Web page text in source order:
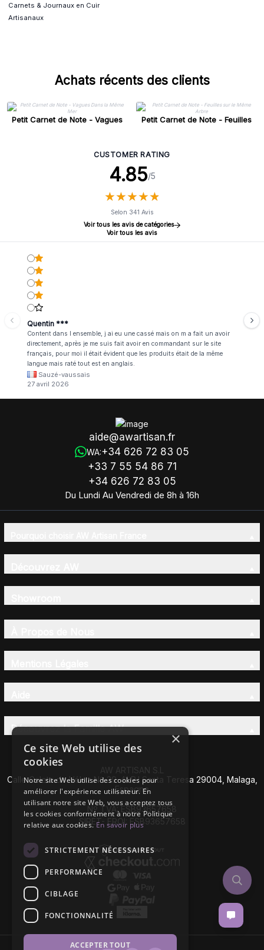
Carnets & Journaux en Cuir
Artisanaux
Achats récents des clients
Petit Carnet de Note - Vagues
Petit Carnet de Note - Feuilles
CUSTOMER RATING
4.85/5
★★★★★
★★★★★
Selon 341 Avis
Voir tous les avis de catégories
Voir tous les avis
Quentin ***
Content dans l ensemble, j ai eu une cassé mais on m a fait un avoir
directement, après je me suis fait avoir en commandant sur le site
français, pour moi il était évident que les produits était de la même
langue mais raté tout est en anglais.
Sauzé-vaussais
27 avril 2026
aide@awartisan.fr
WA:+34 626 72 83 05
+33 7 55 54 86 71
+34 626 72 83 05
Du Lundi Au Vendredi de 8h à 16h
Découvrez la Famille AW
AW ARTISAN S.L
Calle Caleta de Vélez Nº 39-41 P.I Santa Teresa 29004, Malaga,
Espagne
Nº TVA: ESB93657658
SIRET- EROI: ESB93657658
×
Ce site Web utilise des
cookies
Notre site Web utilise des cookies pour
améliorer l'expérience utilisateur. En
utilisant notre site Web, vous acceptez tous
les cookies conformément à notre Politique
relative aux cookies.En savoir plus
STRICTEMENT NÉCESSAIRES
PERFORMANCE
CIBLAGE
FONCTIONNALITÉ
ACCEPTER TOUT